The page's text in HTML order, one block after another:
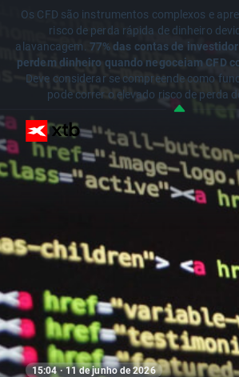
Os CFD são instrumentos complexos e
risco de perda rápida de dinheiro
alavancagem. 77% das contas de
perdem dinheiro quando negoceiam CFD
Deve considerar se compreende como
pode correr o elevado risco de perda
15:04 · 11 de junho de 2026